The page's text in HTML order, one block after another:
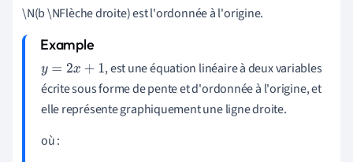
\N(b \NFlèche droite) est l'ordonnée à l'origine.
y=2x +1
, est une équation linéaire à deux variables
écrite sous forme de pente et d'ordonnée à l'origine, et
elle représente graphiquement une ligne droite.
où :